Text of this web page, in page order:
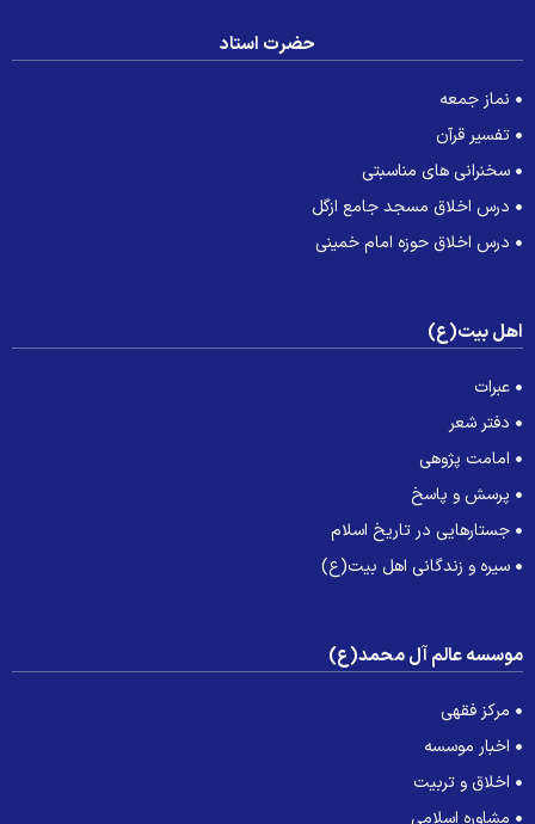
حضرت استاد
نماز جمعه
تفسیر قرآن
سخنرانی های مناسبتی
درس اخلاق مسجد جامع ازگل
درس اخلاق حوزه امام خمینی
بیت(ع)
عبرات
دفتر شعر
امامت پژوهی
پرسش و پاسخ
جستارهایی در تاریخ اسلام
سیره و زندگانی اهل بیت(ع)
عالم آل محمد(ع)
مرکز فقهی
اخبار موسسه
اخلاق و تربیت
مشاوره اسلامی